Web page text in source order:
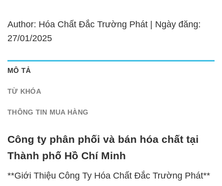
Author: Hóa Chất Đắc Trường Phát | Ngày đăng:
27/01/2025
MÔ TẢ
TỪ KHÓA
THÔNG TIN MUA HÀNG
Công ty phân phối và bán hóa chất tại
Thành phố Hồ Chí Minh
**Giới Thiệu Công Ty Hóa Chất Đắc Trường Phát**